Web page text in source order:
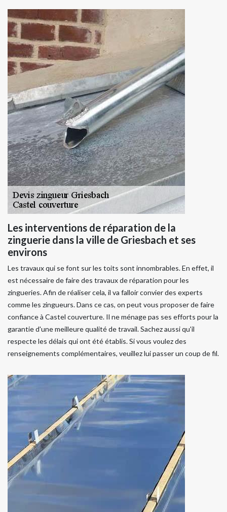
Les interventions de réparation de la
zinguerie dans la ville de Griesbach et ses
environs
Les travaux qui se font sur les toits sont innombrables. En effet, il
est nécessaire de faire des travaux de réparation pour les
zingueries. Afin de réaliser cela, il va falloir convier des experts
comme les zingueurs. Dans ce cas, on peut vous proposer de faire
confiance à Castel couverture. Il ne ménage pas ses efforts pour la
garantie d'une meilleure qualité de travail. Sachez aussi qu'il
respecte les délais qui ont été établis. Si vous voulez des
renseignements complémentaires, veuillez lui passer un coup de fil.